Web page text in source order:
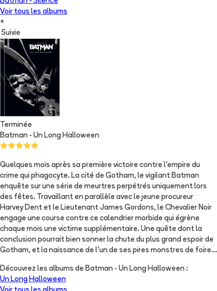
Voir tous les albums
+
Suivie
Terminée
Batman - Un Long Halloween
Quelques mois après sa première victoire contre l'empire du
crime qui phagocyte. La cité de Gotham, le vigilant Batman
enquête sur une série de meurtres perpétrés uniquement lors
des fêtes. Travaillant en parallèle avec le jeune procureur
Harvey Dent et le Lieutenant James Gordons, le Chevalier Noir
engage une course contre ce calendrier morbide qui égrène
chaque mois une victime supplémentaire. Une quête dont la
conclusion pourrait bien sonner la chute du plus grand espoir de
Gotham, et la naissance de l'un de ses pires monstres de foire...
Découvrez les albums de Batman - Un Long Halloween :
Un Long Halloween